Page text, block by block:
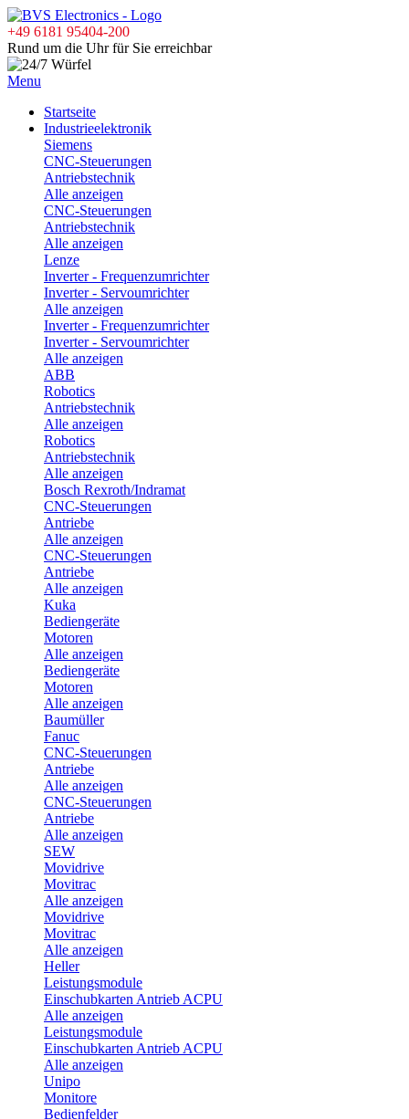
+49 6181 95404-200
Rund um die Uhr für Sie erreichbar
Menu
Startseite
Industrieelektronik
Siemens
CNC-Steuerungen
Antriebstechnik
Alle anzeigen
CNC-Steuerungen
Antriebstechnik
Alle anzeigen
Lenze
Inverter - Frequenzumrichter
Inverter - Servoumrichter
Alle anzeigen
Inverter - Frequenzumrichter
Inverter - Servoumrichter
Alle anzeigen
ABB
Robotics
Antriebstechnik
Alle anzeigen
Robotics
Antriebstechnik
Alle anzeigen
Bosch Rexroth/Indramat
CNC-Steuerungen
Antriebe
Alle anzeigen
CNC-Steuerungen
Antriebe
Alle anzeigen
Kuka
Bediengeräte
Motoren
Alle anzeigen
Bediengeräte
Motoren
Alle anzeigen
Baumüller
Fanuc
CNC-Steuerungen
Antriebe
Alle anzeigen
CNC-Steuerungen
Antriebe
Alle anzeigen
SEW
Movidrive
Movitrac
Alle anzeigen
Movidrive
Movitrac
Alle anzeigen
Heller
Leistungsmodule
Einschubkarten Antrieb ACPU
Alle anzeigen
Leistungsmodule
Einschubkarten Antrieb ACPU
Alle anzeigen
Unipo
Monitore
Bedienfelder